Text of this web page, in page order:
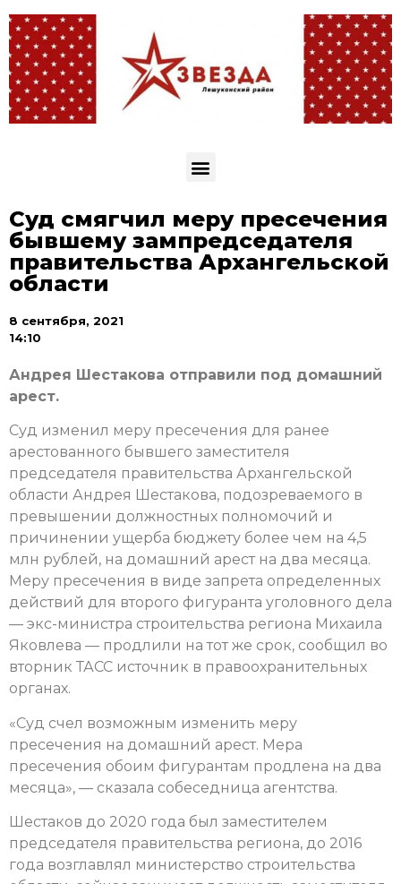
Суд смягчил меру пресечения
бывшему зампредседателя
правительства Архангельской
области
8 сентября, 2021
14:10
Андрея Шестакова отправили под домашний
арест.
Суд изменил меру пресечения для ранее
арестованного бывшего заместителя
председателя правительства Архангельской
области Андрея Шестакова, подозреваемого в
превышении должностных полномочий и
причинении ущерба бюджету более чем на 4,5
млн рублей, на домашний арест на два месяца.
Меру пресечения в виде запрета определенных
действий для второго фигуранта уголовного дела
— экс-министра строительства региона Михаила
Яковлева — продлили на тот же срок, сообщил во
вторник ТАСС источник в правоохранительных
органах.
«Суд счел возможным изменить меру
пресечения на домашний арест. Мера
пресечения обоим фигурантам продлена на два
месяца», — сказала собеседница агентства.
Шестаков до 2020 года был заместителем
председателя правительства региона, до 2016
года возглавлял министерство строительства